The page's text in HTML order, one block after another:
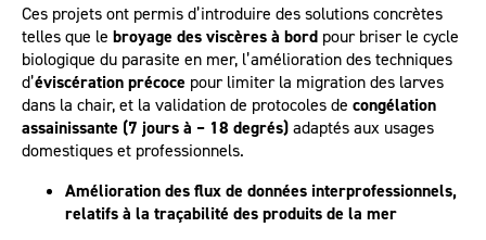
Ces projets ont permis d’introduire des solutions concrètes
telles que le broyage des viscères à bord pour briser le cycle
biologique du parasite en mer, l’amélioration des techniques
d’éviscération précoce pour limiter la migration des larves
dans la chair, et la validation de protocoles de congélation
assainissante (7 jours à – 18 degrés)adaptés aux usages
domestiques et professionnels.
Amélioration des flux de données interprofessionnels,
relatifs à la traçabilité des produits de la mer